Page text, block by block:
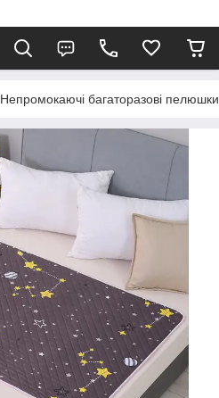
Непромокаючі багаторазові пелюшки